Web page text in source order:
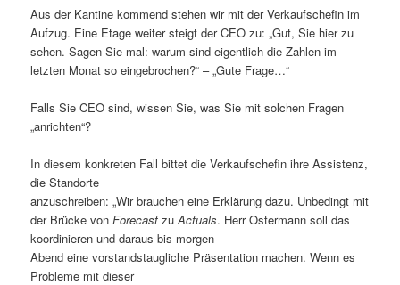
Aus der Kantine kommend stehen wir mit der Verkaufschefin im
Aufzug. Eine Etage weiter steigt der CEO zu: „Gut, Sie hier zu
sehen. Sagen Sie mal: warum sind eigentlich die Zahlen im
letzten Monat so eingebrochen?“ – „Gute Frage…“
Falls Sie CEO sind, wissen Sie, was Sie mit solchen Fragen
„anrichten“?
In diesem konkreten Fall bittet die Verkaufschefin ihre Assistenz,
die Standorte
anzuschreiben: „Wir brauchen eine Erklärung dazu. Unbedingt mit
der Brücke vonForecastzuActuals. Herr Ostermann soll das
koordinieren und daraus bis morgen
Abend eine vorstandstaugliche Präsentation machen. Wenn es
Probleme mit dieser